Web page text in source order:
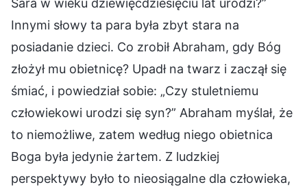
Sara w wieku dziewięćdziesięciu lat urodzi?”
Innymi słowy ta para była zbyt stara na
posiadanie dzieci. Co zrobił Abraham, gdy Bóg
złożył mu obietnicę? Upadł na twarz i zaczął się
śmiać, i powiedział sobie: „Czy stuletniemu
człowiekowi urodzi się syn?” Abraham myślał, że
to niemożliwe, zatem według niego obietnica
Boga była jedynie żartem. Z ludzkiej
perspektywy było to nieosiągalne dla człowieka,